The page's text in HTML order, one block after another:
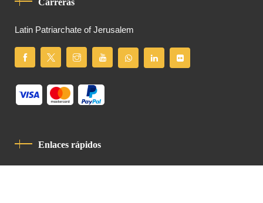
Carreras
Latin Patriarchate of Jerusalem
Enlaces rápidos